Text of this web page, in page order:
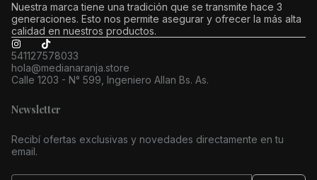
Nuestra marca tiene una tradición que se transmite hace 3
generaciones. Esto nos permite asegurar y ofrecer la más alta
calidad en nuestros productos.
541127578033
hola@medianaranja.store
Calle 1203 - N° 599, Ingeniero Allan Bs. As.
Newsletter
Recibí ofertas exclusivas y novedades directamente en tu
email.